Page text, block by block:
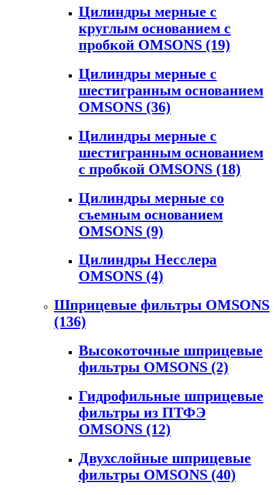
Цилиндры мерные с
круглым основанием с
пробкой OMSONS (19)
Цилиндры мерные с
шестигранным основанием
OMSONS (36)
Цилиндры мерные с
шестигранным основанием
с пробкой OMSONS (18)
Цилиндры мерные со
съемным основанием
OMSONS (9)
Цилиндры Несслера
OMSONS (4)
Шприцевые фильтры OMSONS
(136)
Высокоточные шприцевые
фильтры OMSONS (2)
Гидрофильные шприцевые
фильтры из ПТФЭ
OMSONS (12)
Двухслойные шприцевые
фильтры OMSONS (40)